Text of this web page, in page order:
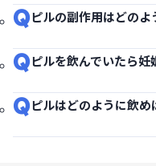
Qピルの副作用はどの
Qピルを飲んでいたら
Qピルはどのように飲め